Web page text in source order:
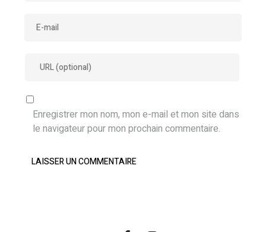
Enregistrer mon nom, mon e-mail et mon site dans
le navigateur pour mon prochain commentaire.